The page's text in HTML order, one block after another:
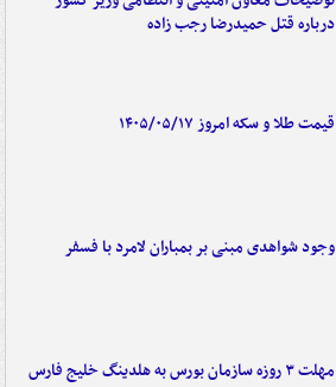
درباره قتل حمیدرضا رجب زاده
قیمت طلا و سکه امروز ۱۴۰۵/۰۵/۱۷
وجود شواهدی مبنی بر بمباران لامرد با فسفر
مهلت ۳ روزه سازمان بورس به هلدینگ خلیج فارس